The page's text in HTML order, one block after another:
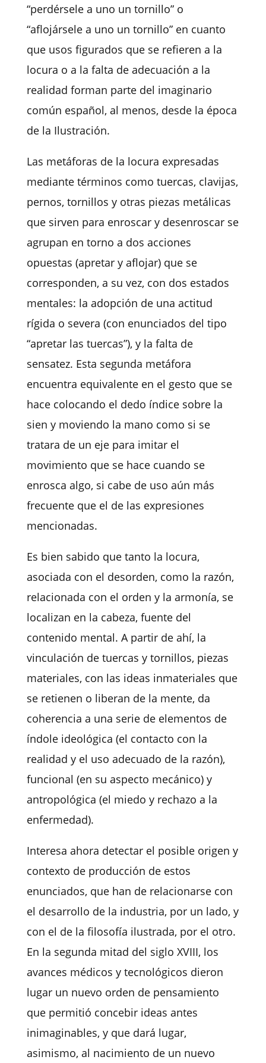
“perdérsele a uno un tornillo” o
“aflojársele a uno un tornillo” en cuanto
que usos figurados que se refieren a la
locura o a la falta de adecuación a la
realidad forman parte del imaginario
común español, al menos, desde la época
de la Ilustración.
Las metáforas de la locura expresadas
mediante términos como tuercas, clavijas,
pernos, tornillos y otras piezas metálicas
que sirven para enroscar y desenroscar se
agrupan en torno a dos acciones
opuestas (apretar y aflojar) que se
corresponden, a su vez, con dos estados
mentales: la adopción de una actitud
rígida o severa (con enunciados del tipo
“apretar las tuercas”), y la falta de
sensatez. Esta segunda metáfora
encuentra equivalente en el gesto que se
hace colocando el dedo índice sobre la
sien y moviendo la mano como si se
tratara de un eje para imitar el
movimiento que se hace cuando se
enrosca algo, si cabe de uso aún más
frecuente que el de las expresiones
mencionadas.
Es bien sabido que tanto la locura,
asociada con el desorden, como la razón,
relacionada con el orden y la armonía, se
localizan en la cabeza, fuente del
contenido mental. A partir de ahí, la
vinculación de tuercas y tornillos, piezas
materiales, con las ideas inmateriales que
se retienen o liberan de la mente, da
coherencia a una serie de elementos de
índole ideológica (el contacto con la
realidad y el uso adecuado de la razón),
funcional (en su aspecto mecánico) y
antropológica (el miedo y rechazo a la
enfermedad).
Interesa ahora detectar el posible origen y
contexto de producción de estos
enunciados, que han de relacionarse con
el desarrollo de la industria, por un lado, y
con el de la filosofía ilustrada, por el otro.
En la segunda mitad del siglo XVIII, los
avances médicos y tecnológicos dieron
lugar un nuevo orden de pensamiento
que permitió concebir ideas antes
inimaginables, y que dará lugar,
asimismo, al nacimiento de un nuevo